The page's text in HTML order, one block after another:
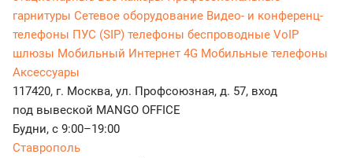
гарнитуры Сетевое оборудование Видео- и конференц-
телефоны ПУС (SIP) телефоны беспроводные VoIP
шлюзы Мобильный Интернет 4G Мобильные телефоны
Аксессуары
117420, г. Москва, ул. Профсоюзная, д. 57, вход
под вывеской MANGO OFFICE
Будни, с 9:00–19:00
Ставрополь